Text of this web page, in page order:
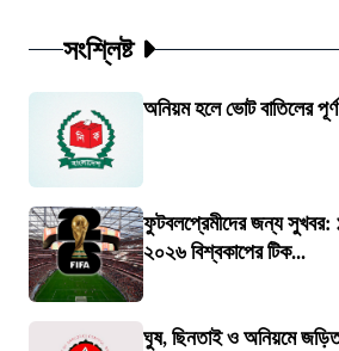
সংশ্লিষ্ট
অনিয়ম হলে ভোট বাতিলের
ফুটবলপ্রেমীদের জন্য সুখবর:
২০২৬ বিশ্বকাপের টিক...
ঘুষ, ছিনতাই ও অনিয়মে জড়িত